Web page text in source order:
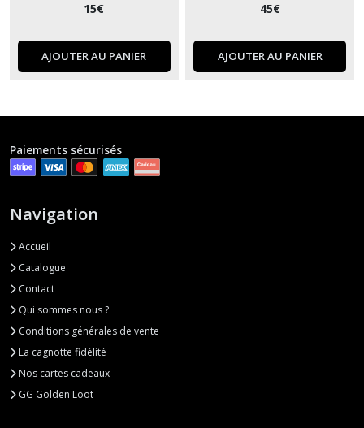
15€
AJOUTER AU PANIER
45€
AJOUTER AU PANIER
Paiements sécurisés
Navigation
Accueil
Catalogue
Contact
Qui sommes nous ?
Conditions générales de vente
La cagnotte fidélité
Nos cartes cadeaux
GG Golden Loot